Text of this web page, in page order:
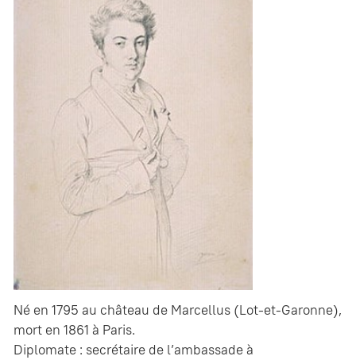
Né en 1795 au château de Marcellus (Lot-et-Garonne),
mort en 1861 à Paris.
Diplomate : secrétaire de l’ambassade à